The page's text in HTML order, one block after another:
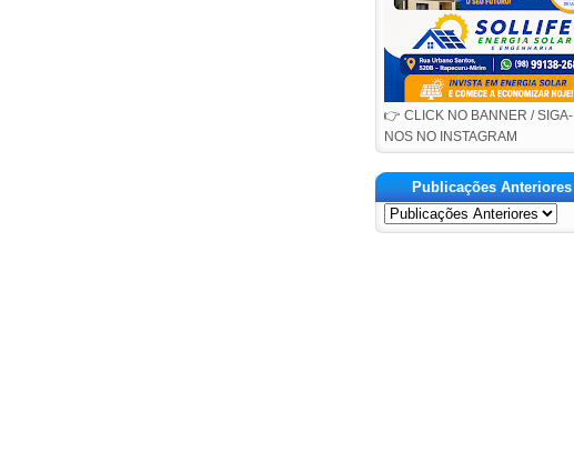
👉 CLICK NO BANNER / SIGA-
NOS NO INSTAGRAM
Publicações Anteriores